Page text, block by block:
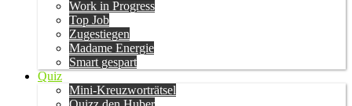
Work in Progress
Top Job
Zugestiegen
Madame Energie
Smart gespart
Quiz
Mini-Kreuzworträtsel